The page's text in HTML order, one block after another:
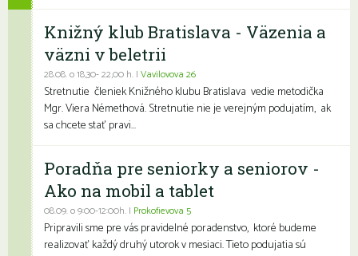
Knižný klub Bratislava - Väzenia a
väzni v beletrii
28.08. o 18,30- 22,00 h. | Vavilovova 26
Stretnutie členiek Knižného klubu Bratislava vedie metodička
Mgr. Viera Némethová. Stretnutie nie je verejným podujatím, ak
sa chcete stať pravi...
Poradňa pre seniorky a seniorov -
Ako na mobil a tablet
08.09. o 9:00-12:00h. | Prokofievova 5
Pripravili sme pre vás pravidelné poradenstvo, ktoré budeme
realizovať každý druhý utorok v mesiaci. Tieto podujatia sú